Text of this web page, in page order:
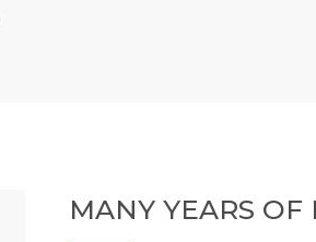
MANY YEARS OF